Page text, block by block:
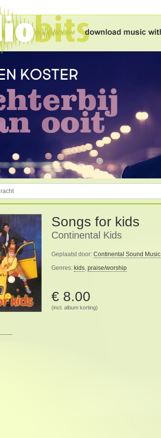
Songs for kids
Continental Kids
Geplaatst door: Continental Sound Music
Genres: kids, praise/worship
€ 8.00
(incl. album korting)